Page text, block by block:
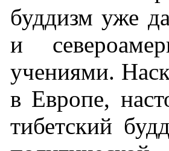
буддизм уже
и
учениями.
в Европе,
тибетский